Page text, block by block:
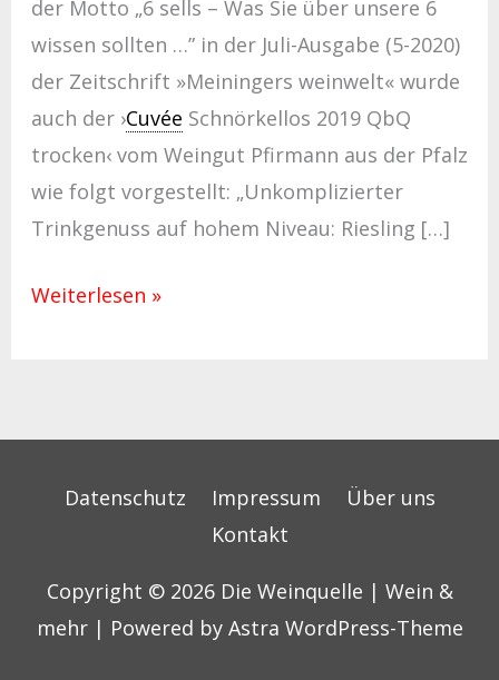
der Motto „6 sells – Was Sie über unsere 6
wissen sollten …” in der Juli-Ausgabe (5-2020)
der Zeitschrift »Meiningers weinwelt« wurde
auch der ›Cuvée Schnörkellos 2019 QbQ
trocken‹ vom Weingut Pfirmann aus der Pfalz
wie folgt vorgestellt: „Unkomplizierter
Trinkgenuss auf hohem Niveau: Riesling […]
Weiterlesen »
Datenschutz Impressum
Über uns
Kontakt
Copyright © 2026 Die Weinquelle | Wein &
mehr| Powered by Astra WordPress-Theme